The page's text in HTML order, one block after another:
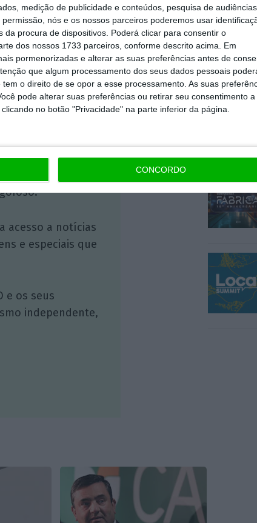
medição de publicidade e conteúdos, pesquisa de
permissão, nós e os nossos parceiros poderemos usar
da procura de dispositivos. Poderá clicar para consentir o
dos nossos 1733 parceiros, conforme descrito acima. Em
pormenorizadas e alterar as suas preferências antes de
que algum processamento dos seus dados pessoais
o direito de se opor a esse processamento. As suas
pode alterar suas preferências ou retirar seu consentimento a
no botão "Privacidade" na parte inferior da página.
CONCORDO
do que
acesso a notícias
e especiais que
e os seus
independente,